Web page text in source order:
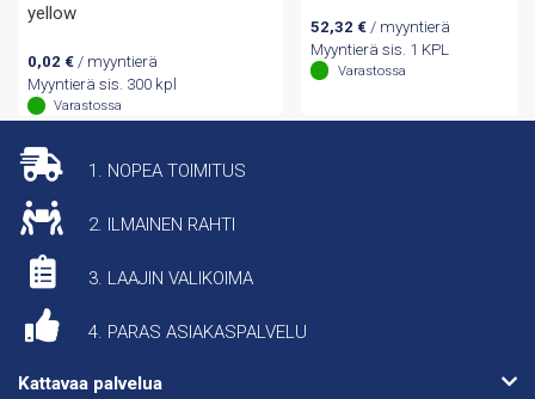
yellow
0,02 €/ myyntierä
Myyntierä sis. 300 kpl
Varastossa
52,32 € / myyntierä
Myyntierä sis. 1 KPL
Varastossa
1. NOPEA TOIMITUS
2. ILMAINEN RAHTI
3. LAAJIN VALIKOIMA
4. PARAS ASIAKASPALVELU
Kattavaa palvelua